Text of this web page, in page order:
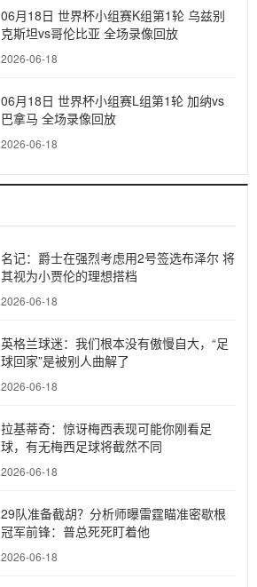
06月18日 世界杯小组赛K组第1轮 乌兹别
克斯坦vs哥伦比亚 全场录像回放
2026-06-18
06月18日 世界杯小组赛L组第1轮 加纳vs
巴拿马 全场录像回放
2026-06-18
名记：爵士在强烈考虑用2号签选布泽尔 将
其视为小贾伦的理想搭档
2026-06-18
英格兰球迷：我们根本没有傲慢自大，“足
球回家”是被别人曲解了
2026-06-18
拉基蒂奇：惊讶梅西表现可能你刚看足
球，有无梅西足球将截然不同
2026-06-18
29队准备截胡？分析师曝雷霆瞄准密歇根
冠军前锋：普总死死盯着他
2026-06-18